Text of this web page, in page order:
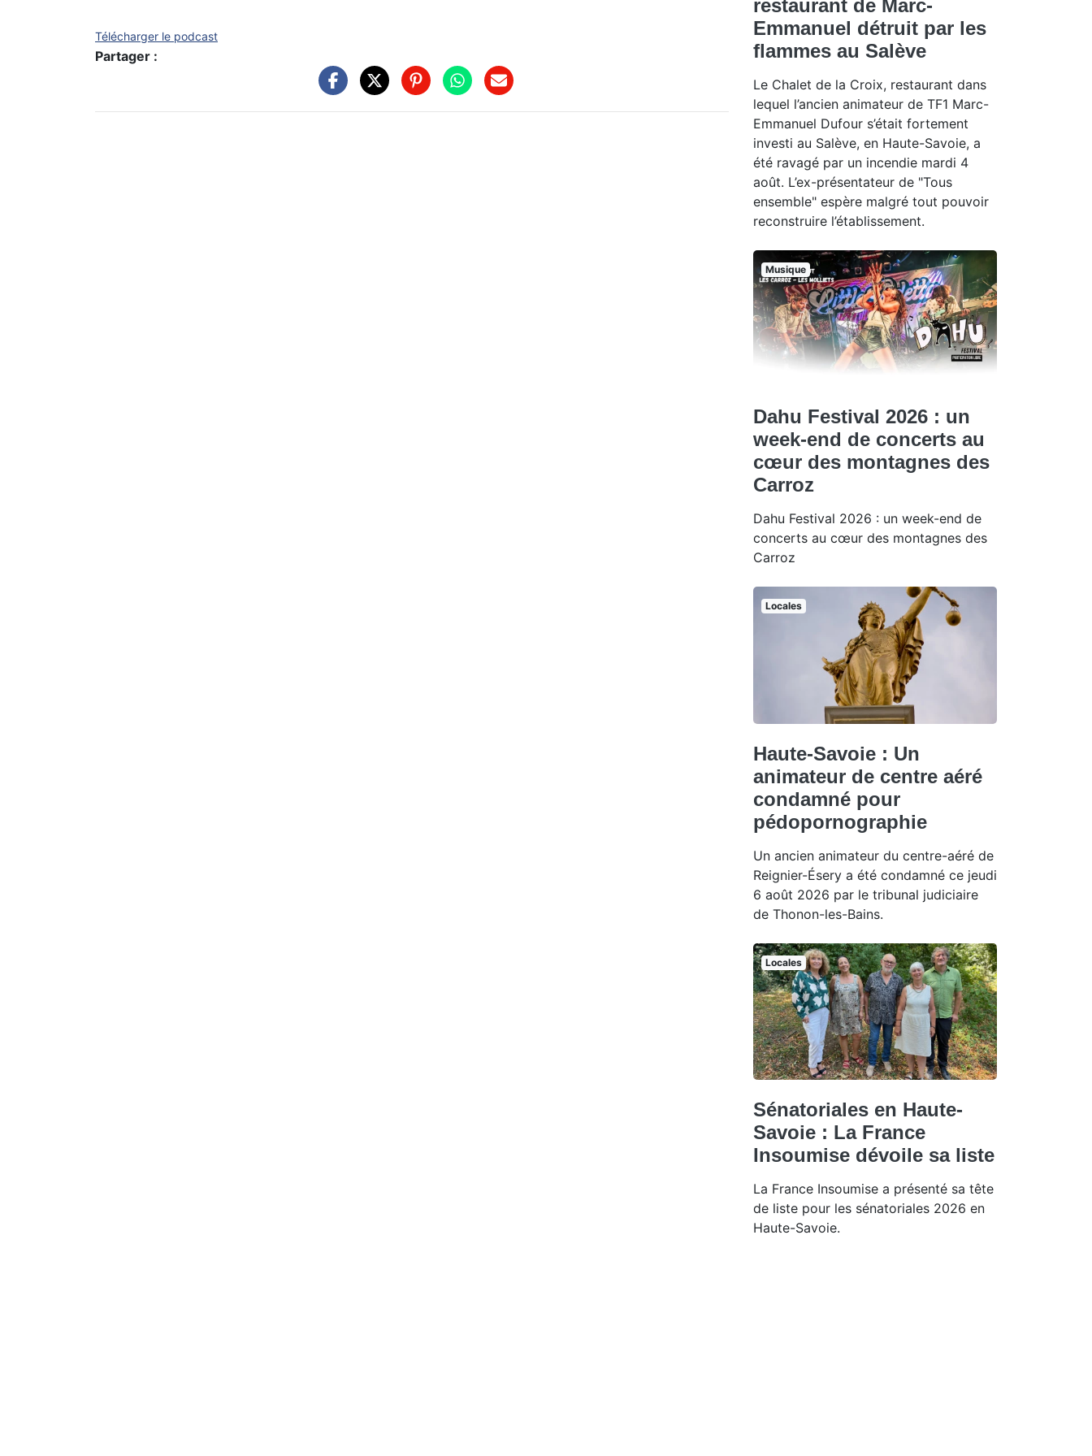
Télécharger le podcast
Partager :
restaurant de Marc-
Emmanuel détruit par les
flammes au Salève
Le Chalet de la Croix, restaurant dans
lequel l’ancien animateur de TF1 Marc-
Emmanuel Dufour s’était fortement
investi au Salève, en Haute-Savoie, a
été ravagé par un incendie mardi 4
août. L’ex-présentateur de "Tous
ensemble" espère malgré tout pouvoir
reconstruire l’établissement.
Musique
Dahu Festival 2026 : un
week-end de concerts au
cœur des montagnes des
Carroz
Dahu Festival 2026 : un week-end de
concerts au cœur des montagnes des
Carroz
Locales
Haute-Savoie : Un
animateur de centre aéré
condamné pour
pédopornographie
Un ancien animateur du centre-aéré de
Reignier-Ésery a été condamné ce jeudi
6 août 2026 par le tribunal judiciaire
de Thonon-les-Bains.
Locales
Sénatoriales en Haute-
Savoie : La France
Insoumise dévoile sa liste
La France Insoumise a présenté sa tête
de liste pour les sénatoriales 2026 en
Haute-Savoie.